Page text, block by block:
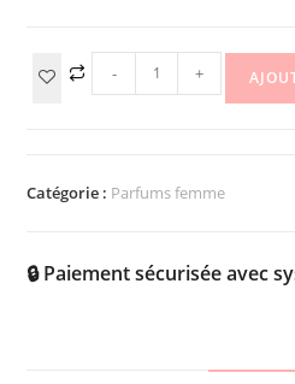
- +
Catégorie : Parfums femme
🔒 Paiement sécurisée avec